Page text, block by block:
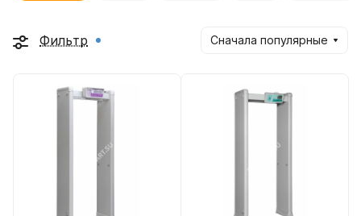
Фильтр Сначала популярные